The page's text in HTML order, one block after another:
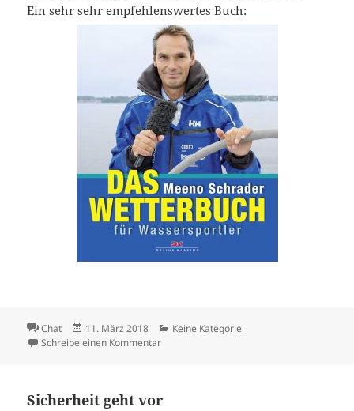
Ein sehr sehr empfehlenswertes Buch:
Format
Chat
Veröffentlicht
am
11. März 2018 Kategorien
Keine Kategorie
Schreibe einen Kommentarzu Das Wetter
Sicherheit geht vor